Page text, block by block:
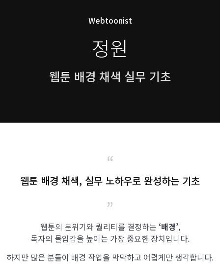
Webtoonist
정원
웹툰 배경 채색 실무 기초
“
웹툰 배경 채색, 실무 노하우로 완성하는 기초
”
웹툰의 분위기와 퀄리티를 결정하는 ‘배경’,
독자의 몰입감을 높이는 가장 중요한 장치입니다.
하지만 많은 분들이 배경 작업을 막막하고 어렵게만 생각합니다.